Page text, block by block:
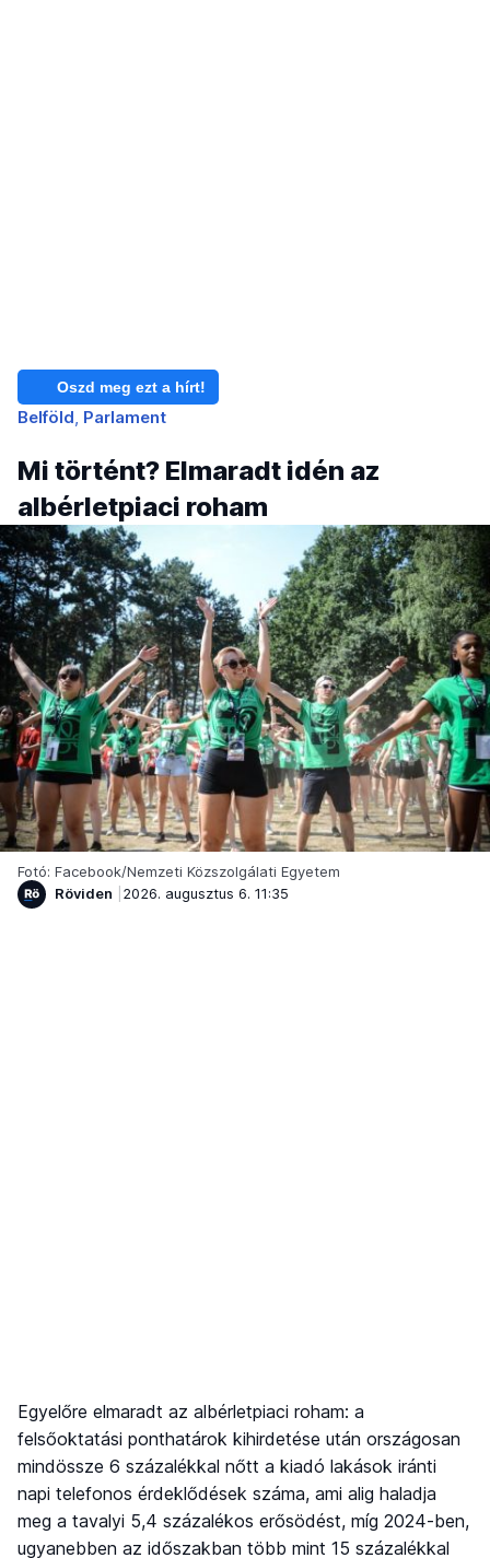
Oszd meg ezt a hírt!
Belföld Parlament
Mi történt? Elmaradt idén az
albérletpiaci roham
Fotó: Facebook/Nemzeti Közszolgálati Egyetem
Röviden
2026. augusztus 6. 11:35
Egyelőre elmaradt az albérletpiaci roham: a
felsőoktatási ponthatárok kihirdetése után országosan
mindössze 6 százalékkal nőtt a kiadó lakások iránti
napi telefonos érdeklődések száma, ami alig haladja
meg a tavalyi 5,4 százalékos erősödést, míg 2024-ben,
ugyanebben az időszakban több mint 15 százalékkal